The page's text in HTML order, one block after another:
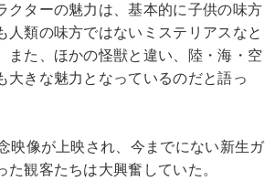
クターの魅力は、基本的に子供の味方
人類の味方ではないミステリアスなと
また、ほかの怪獣と違い、陸・海・空
大きな魅力となっているのだと語っ
映像が上映され、今までにない新生ガ
た観客たちは大興奮していた。